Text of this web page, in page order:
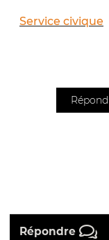
Service civique
Répondre